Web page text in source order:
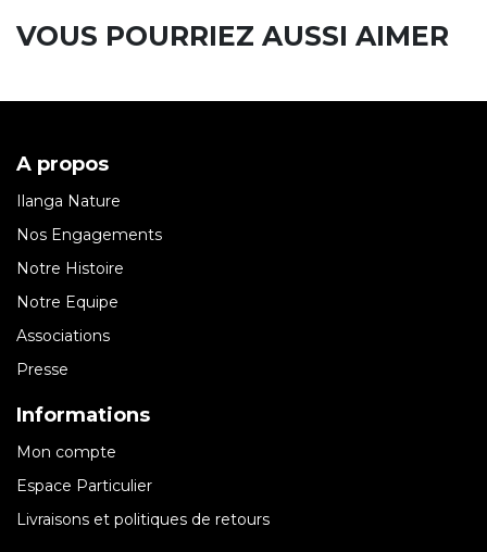
VOUS POURRIEZ AUSSI AIMER
A propos
Ilanga Nature
Nos Engagements
Notre Histoire
Notre Equipe
Associations
Presse
Informations
Mon compte
Espace Particulier
Livraisons et politiques de retours